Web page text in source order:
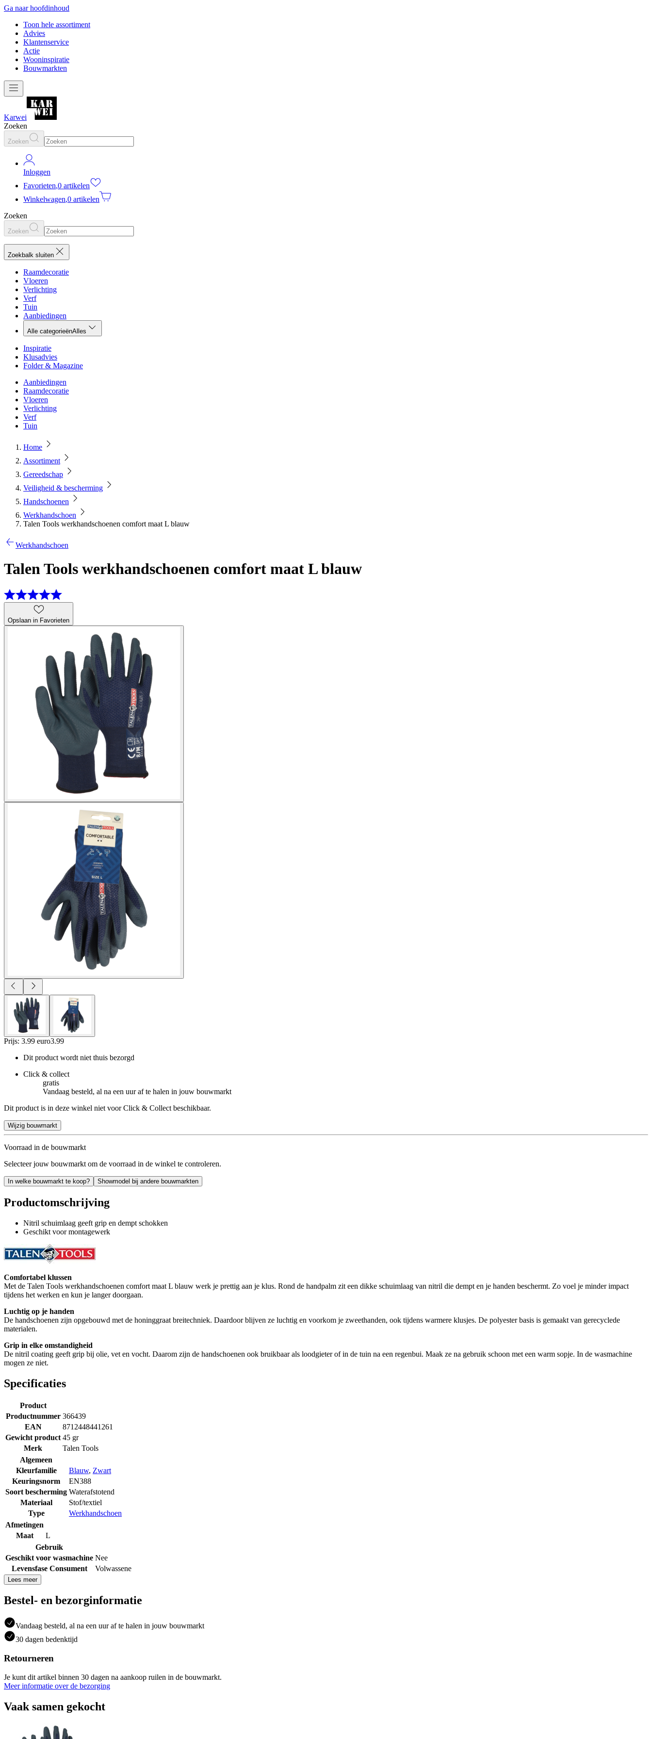
Ga naar hoofdinhoud
Toon hele assortiment
Advies
Klantenservice
Actie
Wooninspiratie
Bouwmarkten
Karwei
Zoeken
Zoeken
Inloggen
Favorieten,0 artikelen
Winkelwagen,0 artikelen
Zoeken
Zoeken
Zoekbalk sluiten
Raamdecoratie
Vloeren
Verlichting
Verf
Tuin
Aanbiedingen
Alle categorieënAlles
Inspiratie
Klusadvies
Folder & Magazine
Aanbiedingen
Raamdecoratie
Vloeren
Verlichting
Verf
Tuin
Home
Assortiment
Gereedschap
Veiligheid & bescherming
Handschoenen
Werkhandschoen
Talen Tools werkhandschoenen comfort maat L blauw
Werkhandschoen
Talen Tools werkhandschoenen comfort maat L blauw
Opslaan in Favorieten
Prijs: 3.99 euro3.99
Dit product wordt niet thuis bezorgd
Click & collect
gratis
Vandaag besteld, al na een uur af te halen in jouw bouwmarkt
Dit product is in deze winkel niet voor Click & Collect beschikbaar.
Wijzig bouwmarkt
Voorraad in de bouwmarkt
Selecteer jouw bouwmarkt om de voorraad in de winkel te controleren.
In welke bouwmarkt te koop? Showmodel bij andere bouwmarkten
Productomschrijving
Nitril schuimlaag geeft grip en dempt schokken
Geschikt voor montagewerk
Comfortabel klussen
Met de Talen Tools werkhandschoenen comfort maat L blauw werk je prettig aan je klus. Rond de handpalm zit een dikke schuimlaag van nitril die dempt en je handen beschermt. Zo voel je minder impact
tijdens het werken en kun je langer doorgaan.
Luchtig op je handen
De handschoenen zijn opgebouwd met de honinggraat breitechniek. Daardoor blijven ze luchtig en voorkom je zweethanden, ook tijdens warmere klusjes. De polyester basis is gemaakt van gerecyclede
materialen.
Grip in elke omstandigheid
De nitril coating geeft grip bij olie, vet en vocht. Daarom zijn de handschoenen ook bruikbaar als loodgieter of in de tuin na een regenbui. Maak ze na gebruik schoon met een warm sopje. In de wasmachine
mogen ze niet.
Specificaties
Product
Productnummer 366439
EAN
8712448441261
Gewicht product 45 gr
Merk
Talen Tools
Algemeen
Kleurfamilie
Blauw, Zwart
Keuringsnorm
EN388
Soort bescherming Waterafstotend
Materiaal
Stof/textiel
Type
Werkhandschoen
Afmetingen
Maat
L
Gebruik
Geschikt voor wasmachine Nee
Levensfase Consument
Volwassene
Lees meer
Bestel- en bezorginformatie
Vandaag besteld, al na een uur af te halen in jouw bouwmarkt
30 dagen bedenktijd
Retourneren
Je kunt dit artikel binnen 30 dagen na aankoop ruilen in de bouwmarkt.
Meer informatie over de bezorging
Vaak samen gekocht